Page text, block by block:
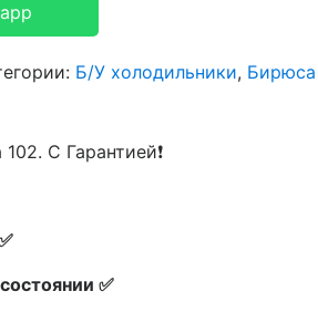
Б/У холодильники, Бирюса
С Гарантией❗
✅